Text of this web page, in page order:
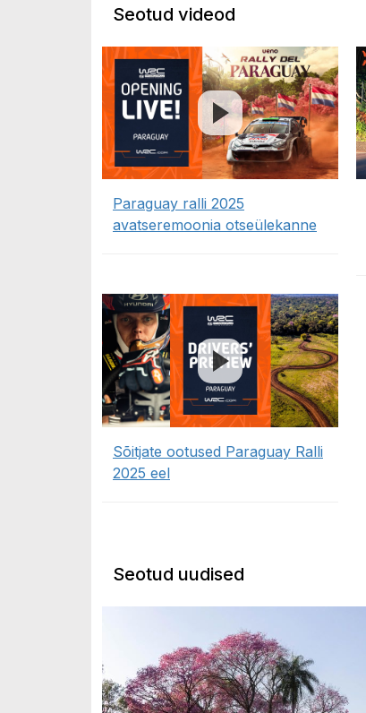
Seotud videod
Paraguay ralli 2025
avatseremoonia otseülekanne
Sõitjate ootused Paraguay Ralli
2025 eel
Seotud uudised